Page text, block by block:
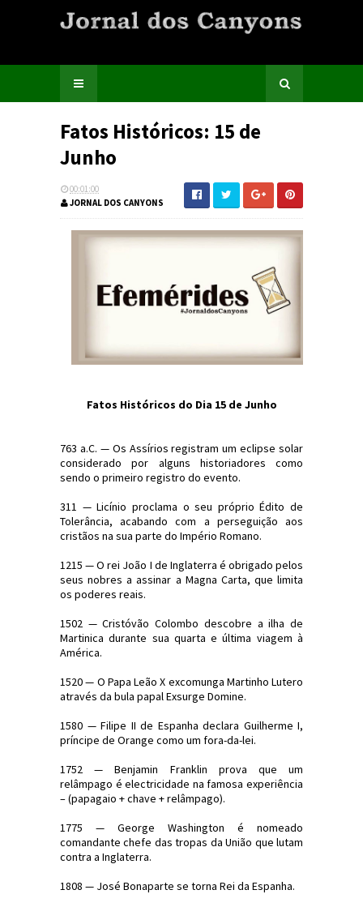
Fatos Históricos: 15 de
Junho
00:01:00
JORNAL DOS CANYONS
Fatos Históricos do Dia 15 de Junho
763 a.C. — Os Assírios registram um eclipse solar
considerado por alguns historiadores como
sendo o primeiro registro do evento.
311 — Licínio proclama o seu próprio Édito de
Tolerância, acabando com a perseguição aos
cristãos na sua parte do Império Romano.
1215 — O rei João I de Inglaterra é obrigado pelos
seus nobres a assinar a Magna Carta, que limita
os poderes reais.
1502 — Cristóvão Colombo descobre a ilha de
Martinica durante sua quarta e última viagem à
América.
1520 — O Papa Leão X excomunga Martinho Lutero
através da bula papal Exsurge Domine.
1580 — Filipe II de Espanha declara Guilherme I,
príncipe de Orange como um fora-da-lei.
1752 — Benjamin Franklin prova que um
relâmpago é electricidade na famosa experiência
– (papagaio + chave + relâmpago).
1775 — George Washington é nomeado
comandante chefe das tropas da União que lutam
contra a Inglaterra.
1808 — José Bonaparte se torna Rei da Espanha.